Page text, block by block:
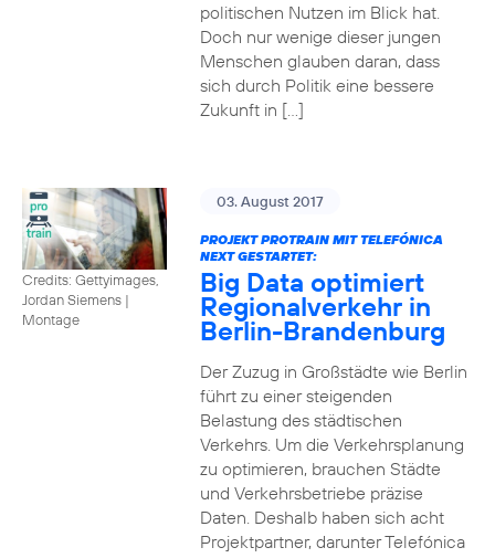
politischen Nutzen im Blick hat.
Doch nur wenige dieser jungen
Menschen glauben daran, dass
sich durch Politik eine bessere
Zukunft in […]
Credits: Gettyimages,
Jordan Siemens |
Montage
03. August 2017
PROJEKT PROTRAIN MIT TELEFÓNICA
NEXT GESTARTET:
Big Data optimiert
Regionalverkehr in
Berlin-Brandenburg
Der Zuzug in Großstädte wie Berlin
führt zu einer steigenden
Belastung des städtischen
Verkehrs. Um die Verkehrsplanung
zu optimieren, brauchen Städte
und Verkehrsbetriebe präzise
Daten. Deshalb haben sich acht
Projektpartner, darunter Telefónica